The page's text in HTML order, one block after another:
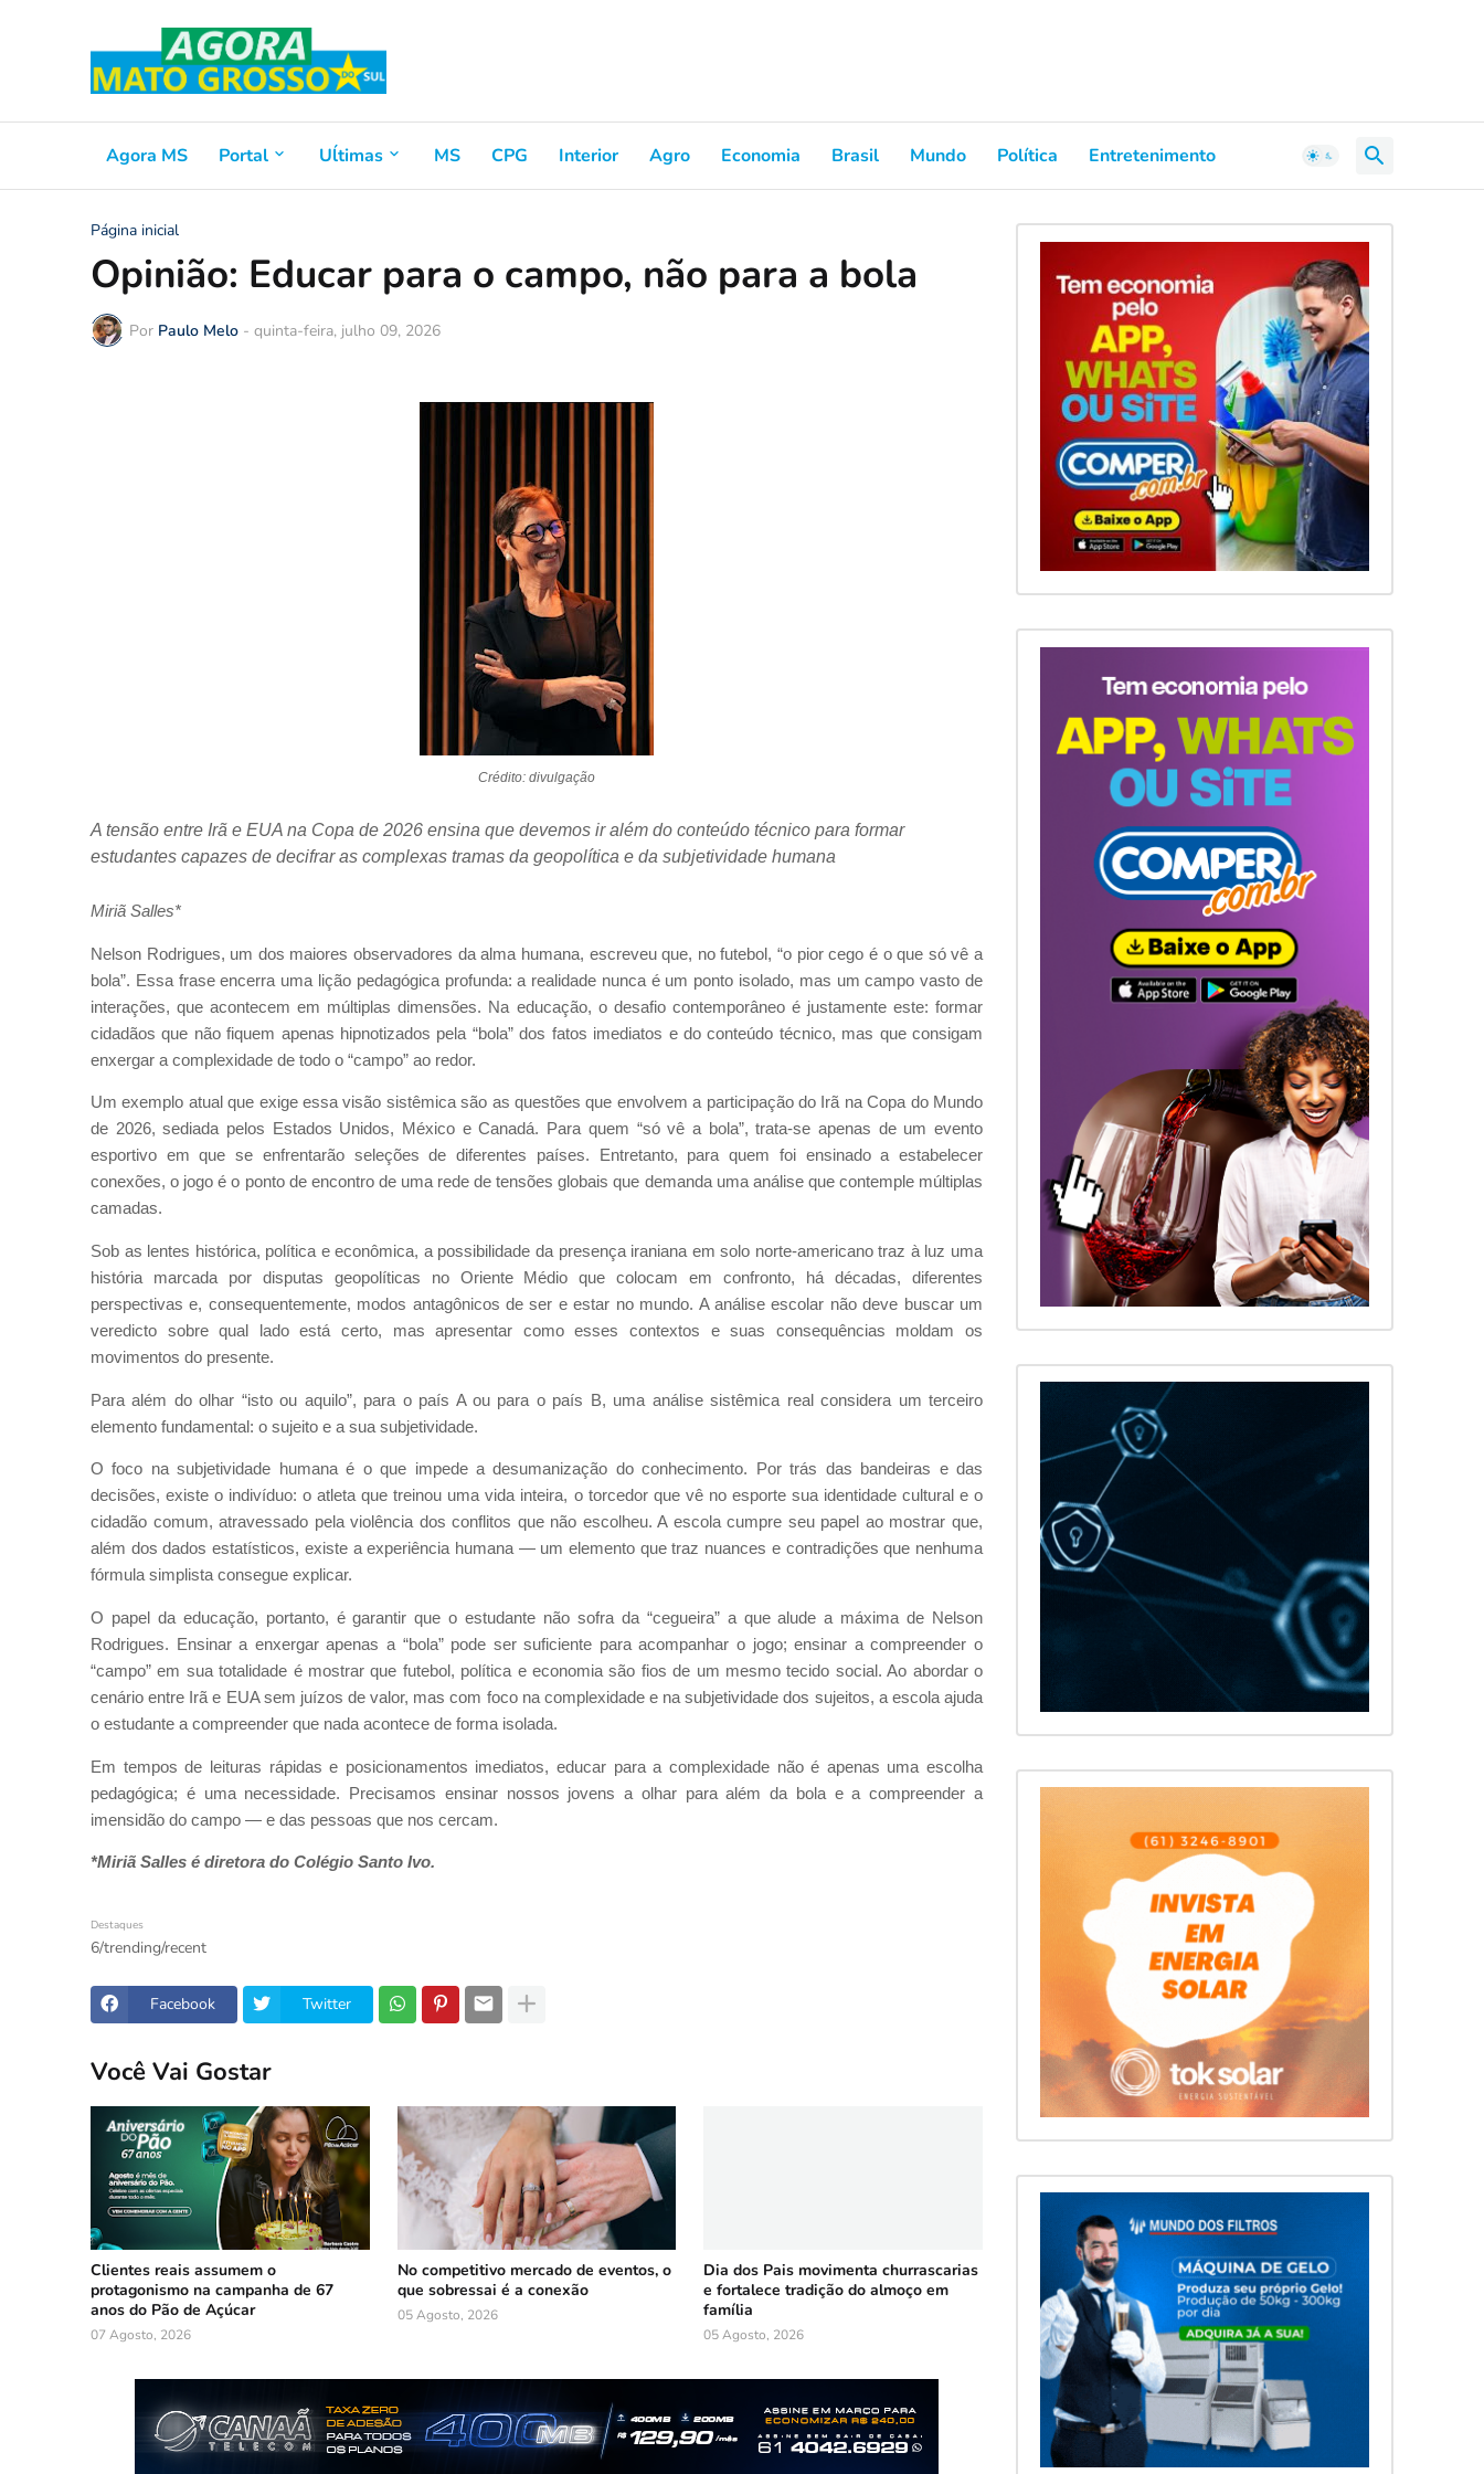
Agora MS Portal Uĺtimas MS CPG Interior Agro Economia Brasil Mundo Política Entretenimento
Página inicial
Opinião: Educar para o campo, não para a bola
Por Paulo Melo - quinta-feira, julho 09, 2026
Crédito: divulgação
A tensão entre Irã e EUA na Copa de 2026 ensina que devemos ir além do conteúdo técnico para formar
estudantes capazes de decifrar as complexas tramas da geopolítica e da subjetividade humana
Miriã Salles*
Nelson Rodrigues, um dos maiores observadores da alma humana, escreveu que, no futebol, “o pior cego é o que só vê a
bola”. Essa frase encerra uma lição pedagógica profunda: a realidade nunca é um ponto isolado, mas um campo vasto de
interações, que acontecem em múltiplas dimensões. Na educação, o desafio contemporâneo é justamente este: formar
cidadãos que não fiquem apenas hipnotizados pela “bola” dos fatos imediatos e do conteúdo técnico, mas que consigam
enxergar a complexidade de todo o “campo” ao redor.
Um exemplo atual que exige essa visão sistêmica são as questões que envolvem a participação do Irã na Copa do Mundo
de 2026, sediada pelos Estados Unidos, México e Canadá. Para quem “só vê a bola”, trata-se apenas de um evento
esportivo em que se enfrentarão seleções de diferentes países. Entretanto, para quem foi ensinado a estabelecer
conexões, o jogo é o ponto de encontro de uma rede de tensões globais que demanda uma análise que contemple múltiplas
camadas.
Sob as lentes histórica, política e econômica, a possibilidade da presença iraniana em solo norte-americano traz à luz uma
história marcada por disputas geopolíticas no Oriente Médio que colocam em confronto, há décadas, diferentes
perspectivas e, consequentemente, modos antagônicos de ser e estar no mundo. A análise escolar não deve buscar um
veredicto sobre qual lado está certo, mas apresentar como esses contextos e suas consequências moldam os
movimentos do presente.
Para além do olhar “isto ou aquilo”, para o país A ou para o país B, uma análise sistêmica real considera um terceiro
elemento fundamental: o sujeito e a sua subjetividade.
O foco na subjetividade humana é o que impede a desumanização do conhecimento. Por trás das bandeiras e das
decisões, existe o indivíduo: o atleta que treinou uma vida inteira, o torcedor que vê no esporte sua identidade cultural e o
cidadão comum, atravessado pela violência dos conflitos que não escolheu. A escola cumpre seu papel ao mostrar que,
além dos dados estatísticos, existe a experiência humana — um elemento que traz nuances e contradições que nenhuma
fórmula simplista consegue explicar.
O papel da educação, portanto, é garantir que o estudante não sofra da “cegueira” a que alude a máxima de Nelson
Rodrigues. Ensinar a enxergar apenas a “bola” pode ser suficiente para acompanhar o jogo; ensinar a compreender o
“campo” em sua totalidade é mostrar que futebol, política e economia são fios de um mesmo tecido social. Ao abordar o
cenário entre Irã e EUA sem juízos de valor, mas com foco na complexidade e na subjetividade dos sujeitos, a escola ajuda
o estudante a compreender que nada acontece de forma isolada.
Em tempos de leituras rápidas e posicionamentos imediatos, educar para a complexidade não é apenas uma escolha
pedagógica; é uma necessidade. Precisamos ensinar nossos jovens a olhar para além da bola e a compreender a
imensidão do campo — e das pessoas que nos cercam.
*Miriã Salles é diretora do Colégio Santo Ivo.
Destaques
6/trending/recent
Facebook Twitter
Você Vai Gostar
Clientes reais assumem o
protagonismo na campanha de 67
anos do Pão de Açúcar
07 Agosto, 2026
No competitivo mercado de eventos, o
que sobressai é a conexão
05 Agosto, 2026
Dia dos Pais movimenta churrascarias
e fortalece tradição do almoço em
família
05 Agosto, 2026